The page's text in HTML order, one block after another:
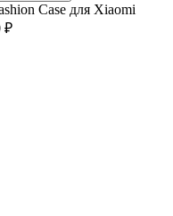
Case для Xiaomi
₽